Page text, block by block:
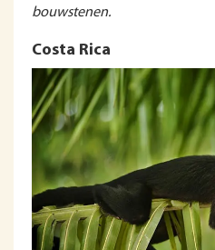
bouwstenen.
Costa Rica